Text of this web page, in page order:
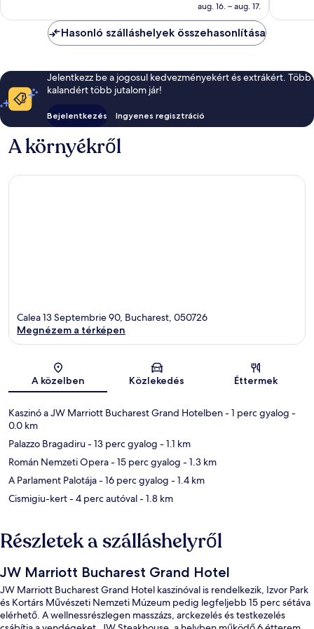
59 433 Ft
aug. 16. – aug. 17.
Hasonló szálláshelyek összehasonlítása
Jelentkezz be a jogosul kedvezményekért és extrákért. Több
kalandért több jutalom jár!
Bejelentkezés Ingyenes regisztráció
A környékről
Térkép
Calea 13 Septembrie 90, Bucharest, 050726
Megnézem a térképen
A közelben Közlekedés Éttermek
Kaszinó a JW Marriott Bucharest Grand Hotelben- 1 perc gyalog -
0.0 km
Palazzo Bragadiru- 13 perc gyalog - 1.1 km
Román Nemzeti Opera- 15 perc gyalog - 1.3 km
A Parlament Palotája- 16 perc gyalog - 1.4 km
Cismigiu-kert- 4 perc autóval- 1.8 km
Részletek a szálláshelyről
JW Marriott Bucharest Grand Hotel
JW Marriott Bucharest Grand Hotel kaszinóval is rendelkezik, Izvor Park
és Kortárs Művészeti Nemzeti Múzeum pedig legfeljebb 15 perc sétáva
elérhető. A wellnessrészlegen masszázs, arckezelés és testkezelés